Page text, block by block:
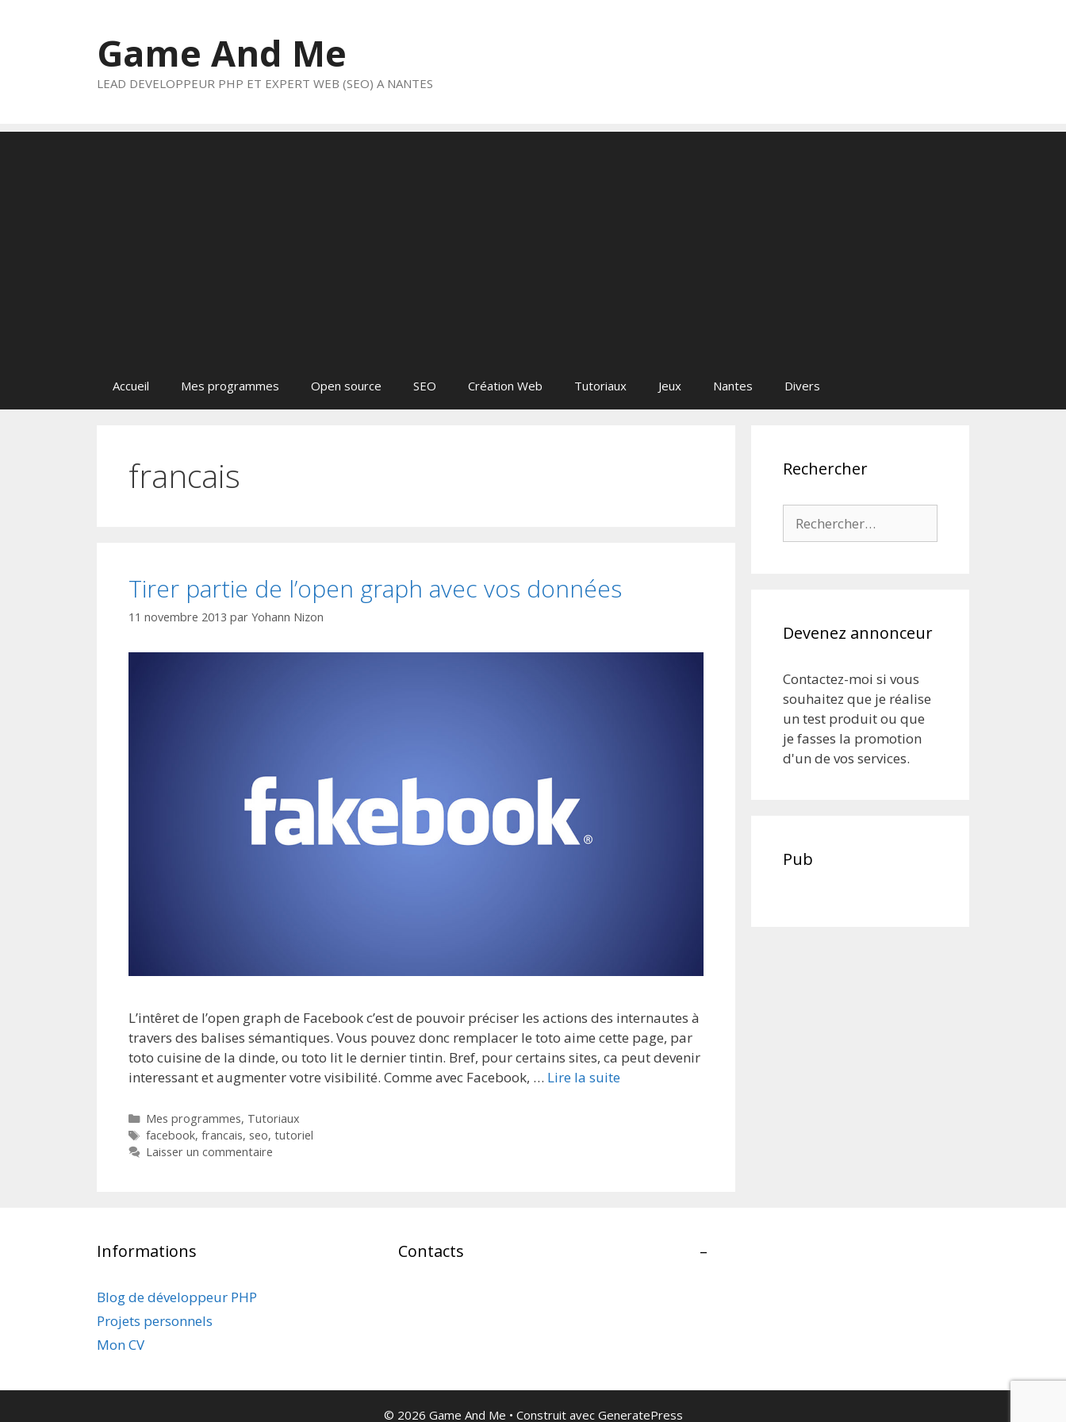
Game And Me
LEAD DEVELOPPEUR PHP ET EXPERT WEB (SEO) A NANTES
Accueil Mes programmes Open source SEO Création Web Tutoriaux Jeux Nantes Divers
francais
Tirer partie de l’open graph avec vos données
11 novembre 2013 par Yohann Nizon
L’intêret de l’open graph de Facebook c’est de pouvoir préciser les actions des internautes à
travers des balises sémantiques. Vous pouvez donc remplacer le toto aime cette page, par
toto cuisine de la dinde, ou toto lit le dernier tintin. Bref, pour certains sites, ca peut devenir
interessant et augmenter votre visibilité. Comme avec Facebook, … Lire la suite
Catégories
Mes programmes, Tutoriaux
Étiquettes
facebook, francais, seo, tutoriel
Laisser un commentaire
Rechercher
Devenez annonceur
Contactez-moi si vous
souhaitez que je réalise
un test produit ou que
je fasses la promotion
d'un de vos services.
Pub
Informations
Blog de développeur PHP
Projets personnels
Mon CV
Contacts –
© 2026 Game And Me • Construit avec GeneratePress